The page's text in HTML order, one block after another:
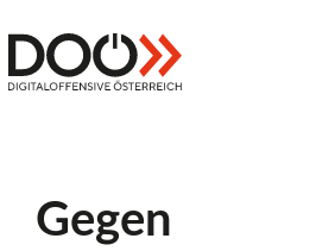
Inhalt
springen
Z
Digitaloffensive
Gegen